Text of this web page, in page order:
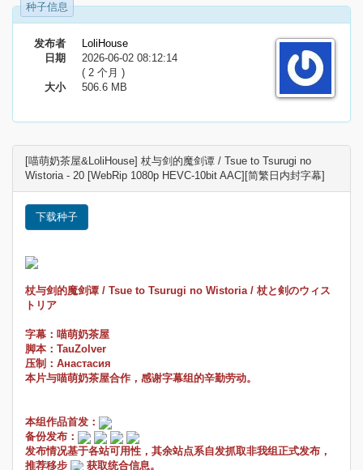
种子信息
发布者
LoliHouse
日期
2026-06-02 08:12:14
( 2 个月 )
大小
506.6 MB
[喵萌奶茶屋&LoliHouse] 杖与剑的魔剑谭 / Tsue to Tsurugi no
Wistoria - 20 [WebRip 1080p HEVC-10bit AAC][简繁日内封字幕]
下载种子
杖与剑的魔剑谭 / Tsue to Tsurugi no Wistoria / 杖と剣のウィス
トリア
字幕：喵萌奶茶屋
脚本：TauZolver
压制：Анастасия
本片与喵萌奶茶屋合作，感谢字幕组的辛勤劳动。
本组作品首发：
备份发布：
发布情况基于各站可用性，其余站点系自发抓取非我组正式发布，
推荐移步
获取统合信息。